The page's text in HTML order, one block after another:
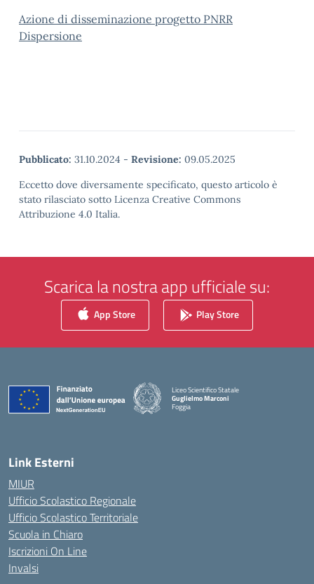
Azione di disseminazione progetto PNRR
Dispersione
Pubblicato: 31.10.2024 - Revisione: 09.05.2025
Eccetto dove diversamente specificato, questo articolo è
stato rilasciato sotto Licenza Creative Commons
Attribuzione 4.0 Italia.
Scarica la nostra app ufficiale su:
App Store Play Store
Liceo Scientifico Statale
Guglielmo Marconi
Foggia
— Visita la pagina iniziale della scuola
Link Esterni
MIUR
Ufficio Scolastico Regionale
Ufficio Scolastico Territoriale
Scuola in Chiaro
Iscrizioni On Line
Invalsi